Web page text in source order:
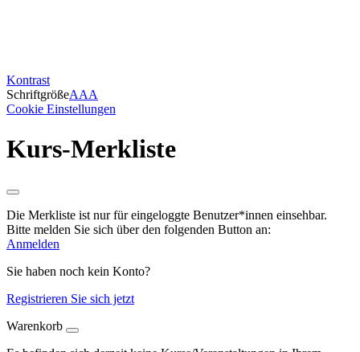
Kontrast
SchriftgrößeAAA
Cookie Einstellungen
Kurs-Merkliste
Die Merkliste ist nur für eingeloggte Benutzer*innen einsehbar.
Bitte melden Sie sich über den folgenden Button an:
Anmelden
Sie haben noch kein Konto?
Registrieren Sie sich jetzt
Warenkorb